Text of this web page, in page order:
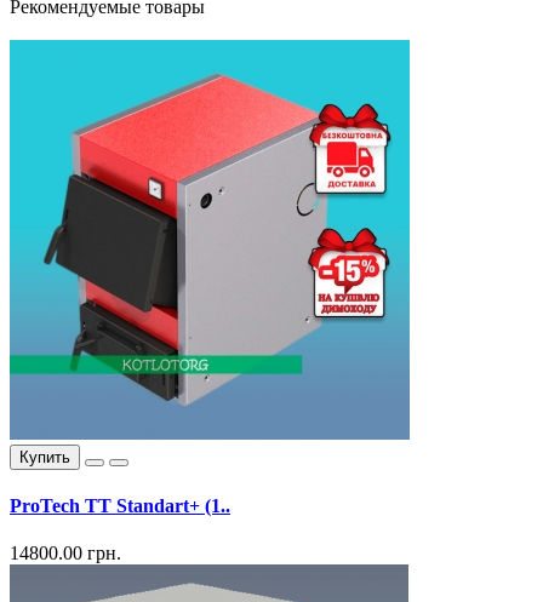
Рекомендуемые товары
Купить
ProTech ТТ Standart+ (1..
14800.00 грн.